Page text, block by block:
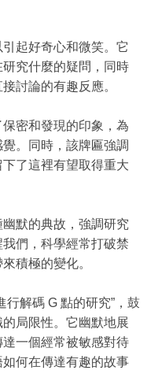
起好奇心和微笑。它
究什麼的疑問，同時
討論的有趣反應。
保密和發現的印象，為
。同時，該牌匾強調
了這裡有望取得重大
默的典故，強調研究
們，科學經常打破禁
積極的變化。
行解碼 G 點的研究”，鼓
局限性。它幽默地展
一個經常被敏感對待
何在傳達有趣的故事